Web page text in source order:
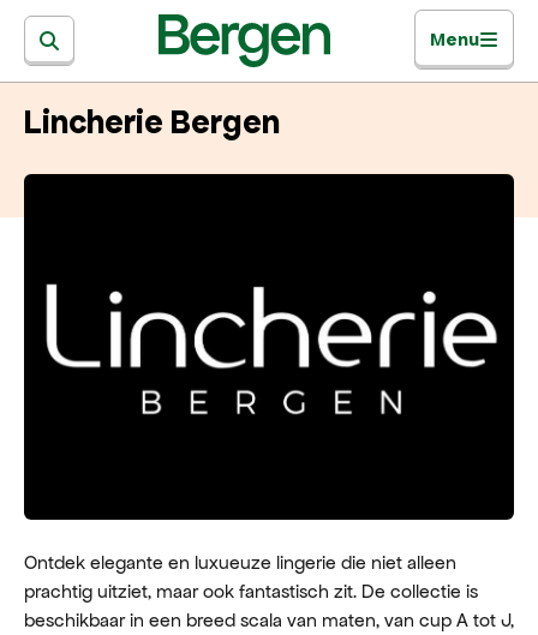
Menu
Lincherie Bergen
Ontdek elegante en luxueuze lingerie die niet alleen
prachtig uitziet, maar ook fantastisch zit. De collectie is
beschikbaar in een breed scala van maten, van cup A tot J,